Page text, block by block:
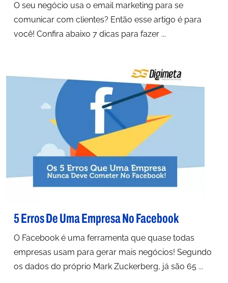
O seu negócio usa o email marketing para se
comunicar com clientes? Então esse artigo é para
você! Confira abaixo 7 dicas para fazer ...
5 Erros De Uma Empresa No Facebook
O Facebook é uma ferramenta que quase todas
empresas usam para gerar mais negócios! Segundo
os dados do próprio Mark Zuckerberg, já são 65 ...